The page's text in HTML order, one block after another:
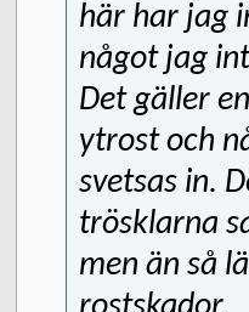
här har jag
något jag
Det gäller
ytrost och
svetsas in.
trösklarna
men än så